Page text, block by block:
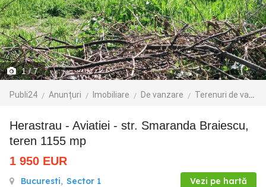
1/ 7
Publi24 Anunțuri Imobiliare De vanzare Terenuri de vanzare
Herastrau - Aviatiei - str. Smaranda Braiescu,
teren 1155 mp
1 950 EUR
Bucuresti, Sector 1 Vezi pe hartă